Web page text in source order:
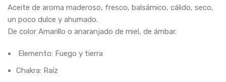
Aceite de aroma maderoso, fresco, balsámico, cálido, seco,
un poco dulce y ahumado.
De color Amarillo o anaranjado de miel, de ámbar.
Elemento: Fuego y tierra
Chakra: Raíz